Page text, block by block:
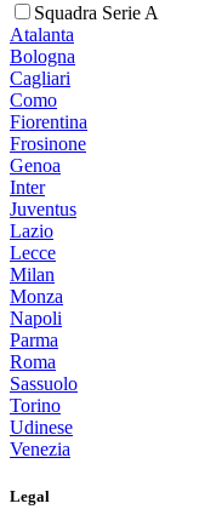
Squadra Serie A
Atalanta
Bologna
Cagliari
Como
Fiorentina
Frosinone
Genoa
Inter
Juventus
Lazio
Lecce
Milan
Monza
Napoli
Parma
Roma
Sassuolo
Torino
Udinese
Venezia
Legal